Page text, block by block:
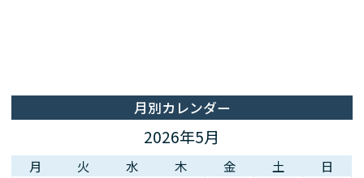
月別カレンダー
2026年5月
月 火 水 木 金 土 日